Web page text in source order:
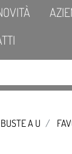
BUSTE A U